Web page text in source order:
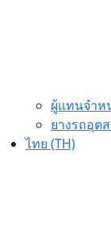
ผู้แทนจำห
ยางรถอุต
ไทย (TH)